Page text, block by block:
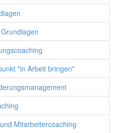
"in Arbeit bringen"
Mitarbeitercoaching